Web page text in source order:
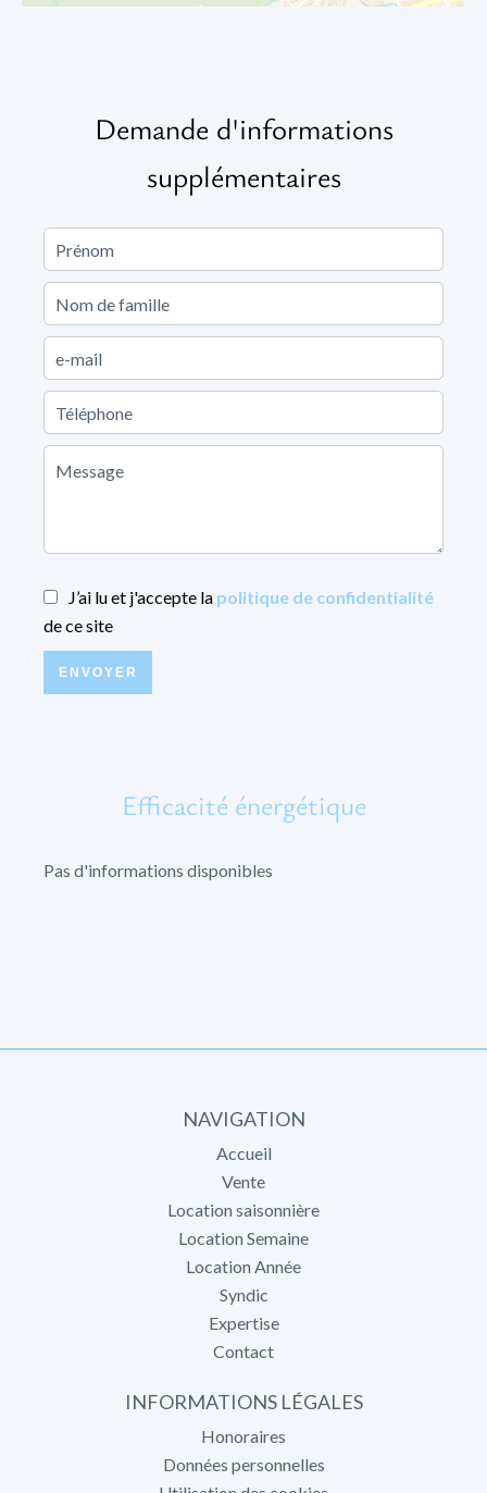
Demande d'informations
supplémentaires
J’ai lu et j'accepte la politique de confidentialité
de ce site
ENVOYER
Efficacité énergétique
Pas d'informations disponibles
NAVIGATION
Accueil
Vente
Location saisonnière
Location Semaine
Location Année
Syndic
Expertise
Contact
INFORMATIONS LÉGALES
Honoraires
Données personnelles